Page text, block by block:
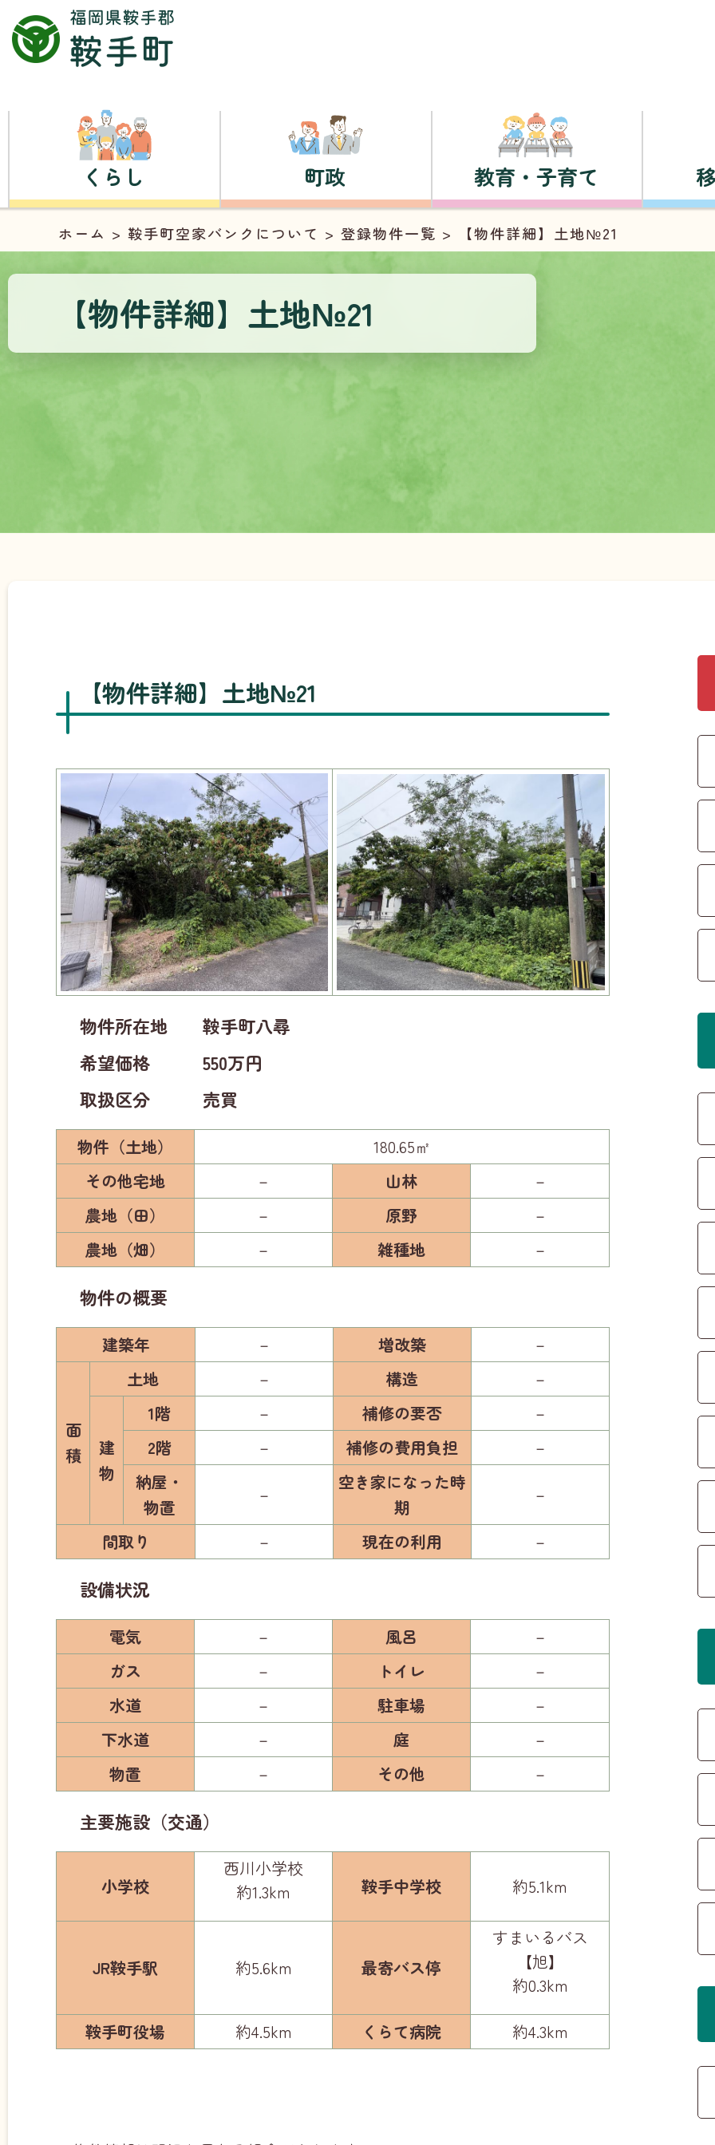
くらし 町政 教育・子育て
ホーム > 鞍手町空家バンクについて > 登録物件一覧 > 【物件詳細】土地№21
【物件詳細】土地№21
【物件詳細】土地№21
物件所在地 鞍手町八尋
希望価格 550万円
取扱区分 売買
物件（土地）
180.65㎡
その他宅地
－ 山林
－
農地（田）
－ 原野
－
農地（畑）
－ 雑種地 －
物件の概要
建築年 － 増改築 －
面
積
土地 － 構造 －
建
物
1階 － 補修の要否
－
2階
－ 補修の費用負担
－
納屋・
物置
－
空き家になった時
期
－
間取り － 現在の利用 －
設備状況
電気 － 風呂
－
ガス
－ トイレ
－
水道
－ 駐車場
－
下水道
－ 庭
－
物置
－ その他 －
主要施設（交通）
小学校
西川小学校
約1.3km
鞍手中学校 約5.1km
JR鞍手駅 約5.6km 最寄バス停
すまいるバス
【旭】
約0.3km
鞍手町役場
約4.5km くらて病院 約4.3km